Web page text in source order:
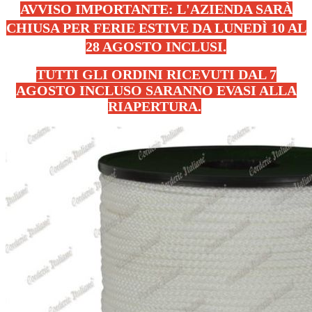
AVVISO IMPORTANTE: L'AZIENDA SARÀ
CHIUSA PER FERIE ESTIVE DA LUNEDÌ 10 AL
28 AGOSTO INCLUSI.
TUTTI GLI ORDINI RICEVUTI DAL 7
AGOSTO INCLUSO SARANNO EVASI ALLA
RIAPERTURA.